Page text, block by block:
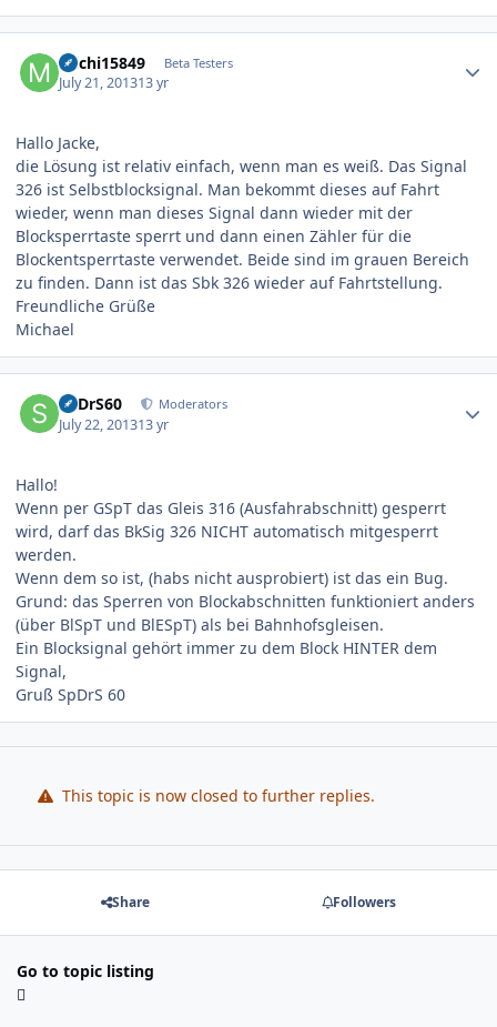
michi15849 Beta Testers
July 21, 201313 yr
Hallo Jacke,
die Lösung ist relativ einfach, wenn man es weiß. Das Signal
326 ist Selbstblocksignal. Man bekommt dieses auf Fahrt
wieder, wenn man dieses Signal dann wieder mit der
Blocksperrtaste sperrt und dann einen Zähler für die
Blockentsperrtaste verwendet. Beide sind im grauen Bereich
zu finden. Dann ist das Sbk 326 wieder auf Fahrtstellung.
Freundliche Grüße
Michael
SpDrS60 Moderators
July 22, 201313 yr
Hallo!
Wenn per GSpT das Gleis 316 (Ausfahrabschnitt) gesperrt
wird, darf das BkSig 326 NICHT automatisch mitgesperrt
werden.
Wenn dem so ist, (habs nicht ausprobiert) ist das ein Bug.
Grund: das Sperren von Blockabschnitten funktioniert anders
(über BlSpT und BlESpT) als bei Bahnhofsgleisen.
Ein Blocksignal gehört immer zu dem Block HINTER dem
Signal,
Gruß SpDrS 60
This topic is now closed to further replies.
Share Followers
Go to topic listing